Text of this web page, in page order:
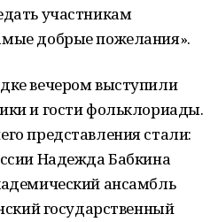
участникам
добрые пожелания».
вечером выступили
и гости фольклориады.
представления стали:
Надежда Бабкина
ансамбль
государственный